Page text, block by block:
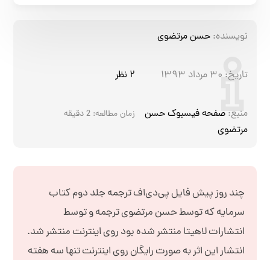
نویسنده: حسن مرتضوی
تاریخ: ۳۰ مرداد ۱۳۹۳ ۲ نظر
منبع: صفحه فیسبوک حسن
مرتضوی
زمان مطالعه: 2دقیقه
چند روز پیش فایل پی‌دی‌اف ترجمه جلد دوم کتاب
سرمایه که توسط حسن مرتضوی ترجمه و توسط
انتشارات لاهیتا منتشر شده بود روی اینترنت منتشر شد.
انتشار این اثر به صورت رایگان روی اینترنت تنها سه هفته